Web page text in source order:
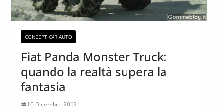
CONCEPT CAR AUTO
Fiat Panda Monster Truck:
quando la realtà supera la
fantasia
10 Dicembre 2012